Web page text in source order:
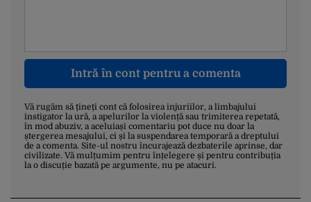
Intră în cont pentru a comenta
Vă rugăm să țineți cont că folosirea injuriilor, a limbajului
instigator la ură, a apelurilor la violență sau trimiterea repetată,
în mod abuziv, a aceluiași comentariu pot duce nu doar la
ștergerea mesajului, ci și la suspendarea temporară a dreptului
de a comenta. Site-ul nostru încurajează dezbaterile aprinse, dar
civilizate. Vă mulțumim pentru înțelegere și pentru contribuția
la o discuție bazată pe argumente, nu pe atacuri.